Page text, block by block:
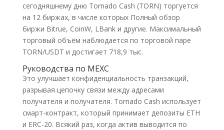
сегодняшнему дню Tornado Cash (TORN) торгуется
на 12 биржах, в числе которых Полный обзор
биржи Bitrue, CoinW, LBank и другие. Максимальный
торговый объём наблюдается по торговой паре
TORN/USDT и достигает 718,9 тыс.
Руководства по MEXC
Это улучшает конфиденциальность транзакций,
разрывая цепочку связи между адресами
получателя и получателя. Tornado Cash использует
смарт-контракт, который принимает депозиты ETH
и ERC-20. Всякий раз, когда актив выводится по